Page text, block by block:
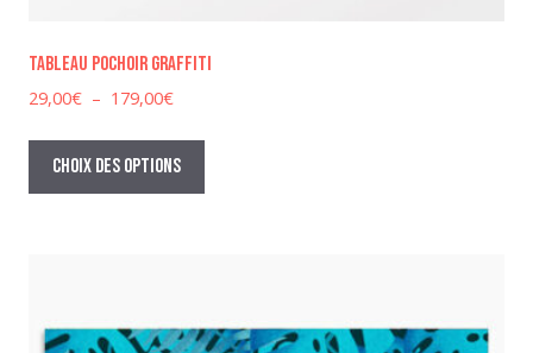
Tableau pochoir graffiti
29,00€ – 179,00€Plage
prix :
29,00€
à
Choix des options
Ce
a
peuvent